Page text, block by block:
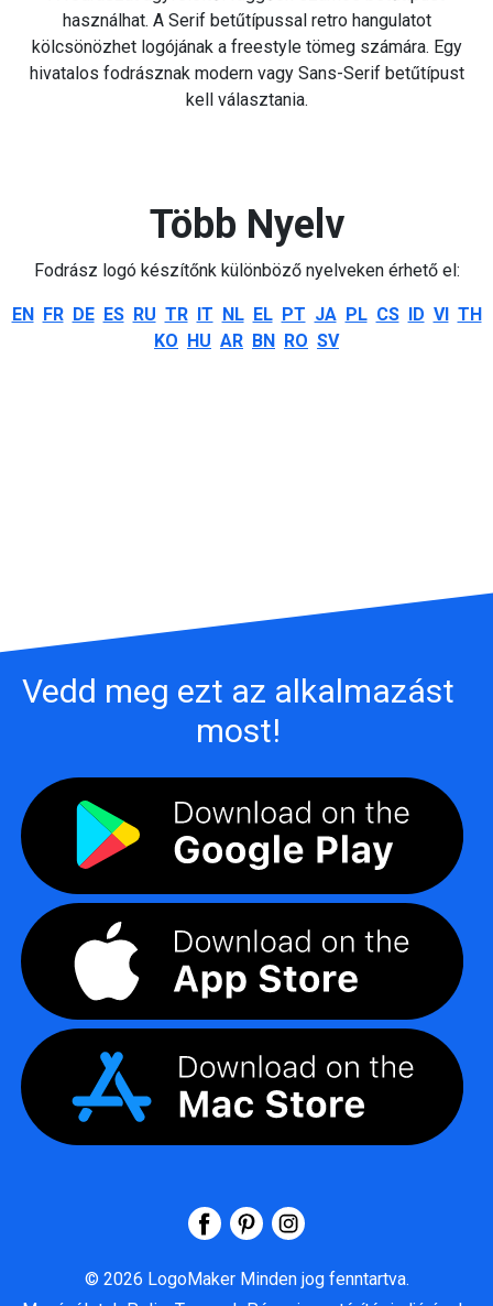
használhat. A Serif betűtípussal retro hangulatot
kölcsönözhet logójának a freestyle tömeg számára. Egy
hivatalos fodrásznak modern vagy Sans-Serif betűtípust
kell választania.
Több Nyelv
Fodrász logó készítőnk különböző nyelveken érhető el:
EN FR DE ES RU TR IT NL EL PT JA PL CS ID VI TH
KO HU AR BN RO SV
Vedd meg ezt az alkalmazást
most!
© 2026 LogoMaker Minden jog fenntartva.